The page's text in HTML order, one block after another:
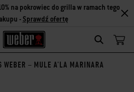
SEARCH
na pokrowiec do grilla w ramach tego
- Sprawdź ofertę
WEBER – MULE A'LA MARINARA